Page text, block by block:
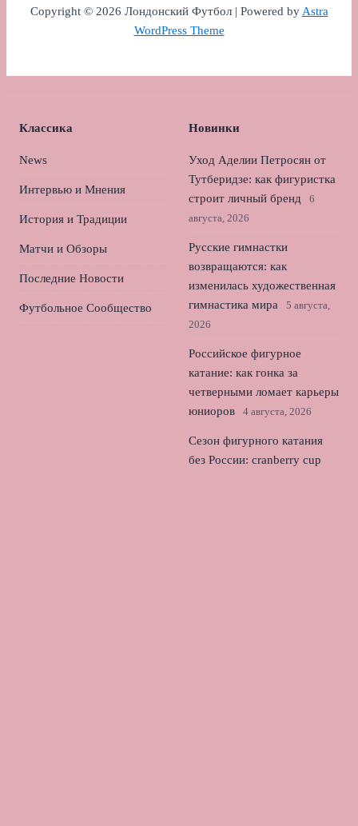
Copyright © 2026 Лондонский Футбол | Powered byAstra
WordPress Theme
Классика
News
Интервью и Мнения
История и Традиции
Матчи и Обзоры
Последние Новости
Футбольное Сообщество
Новинки
Уход Аделии Петросян от
Тутберидзе: как фигуристка
строит личный бренд
6
августа, 2026
Русские гимнастки
возвращаются: как
изменилась художественная
гимнастика мира
5 августа,
2026
Российское фигурное
катание: как гонка за
четверными ломает карьеры
юниоров
4 августа, 2026
Сезон фигурного катания
без России: cranberry cup